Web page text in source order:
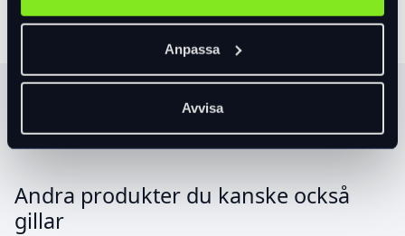
Anpassa
Avvisa
Tillbehör
Produktrekommendationer
Andra produkter du kanske också
gillar